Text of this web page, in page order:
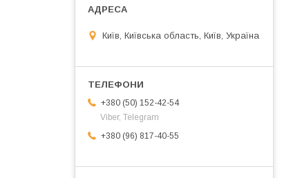
Київ, Київська область, Київ, Україна
+380 (50) 152-42-54
Viber, Telegram
+380 (96) 817-40-55